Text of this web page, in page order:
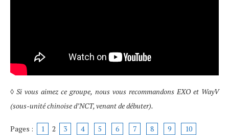
◊ Si vous aimez ce groupe, nous vous recommandons EXO et WayV
(sous-unité chinoise d’NCT, venant de débuter).
Pages : 1 2 3 4 5 6 7 8 9
10